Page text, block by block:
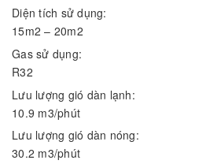
Diện tích sử dụng:
15m2 – 20m2
Gas sử dụng:
R32
Lưu lượng gió dàn lạnh:
10.9 m3/phút
Lưu lượng gió dàn nóng:
30.2 m3/phút